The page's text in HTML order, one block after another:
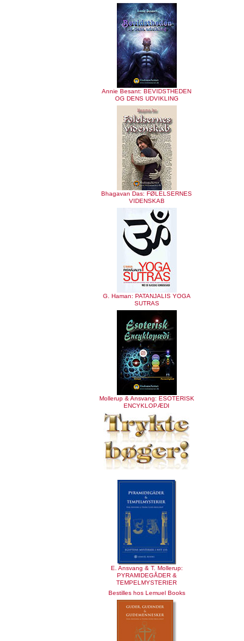
Annie Besant: BEVIDSTHEDEN
OG DENS UDVIKLING
Bhagavan Das: FØLELSERNES
VIDENSKAB
G. Haman: PATANJALIS YOGA
SUTRAS
Mollerup & Ansvang: ESOTERISK
ENCYKLOPÆDI
E. Ansvang & T. Mollerup:
PYRAMIDEGÅDER &
TEMPELMYSTERIER
Bestilles hos Lemuel Books